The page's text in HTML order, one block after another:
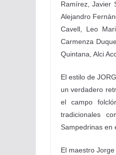
Ramírez, Javier
Alejandro
Cavell, Leo
Carmenza
Quintana, Alci
El estilo de
un verdadero
el campo
tradicionales
Sampedrinas en
El maestro